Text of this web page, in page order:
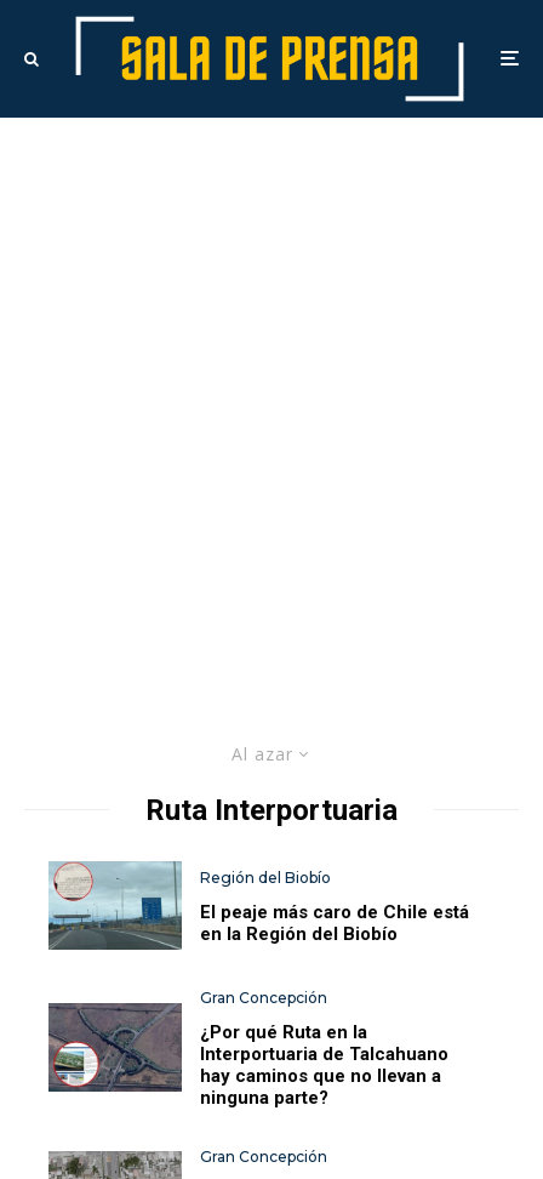
Al azar
Ruta Interportuaria
Región del Biobío
El peaje más caro de Chile está
en la Región del Biobío
Gran Concepción
¿Por qué Ruta en la
Interportuaria de Talcahuano
hay caminos que no llevan a
ninguna parte?
Gran Concepción